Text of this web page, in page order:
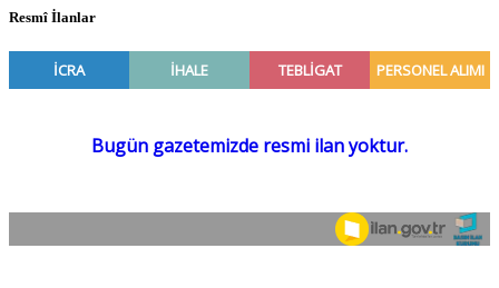
Resmî İlanlar